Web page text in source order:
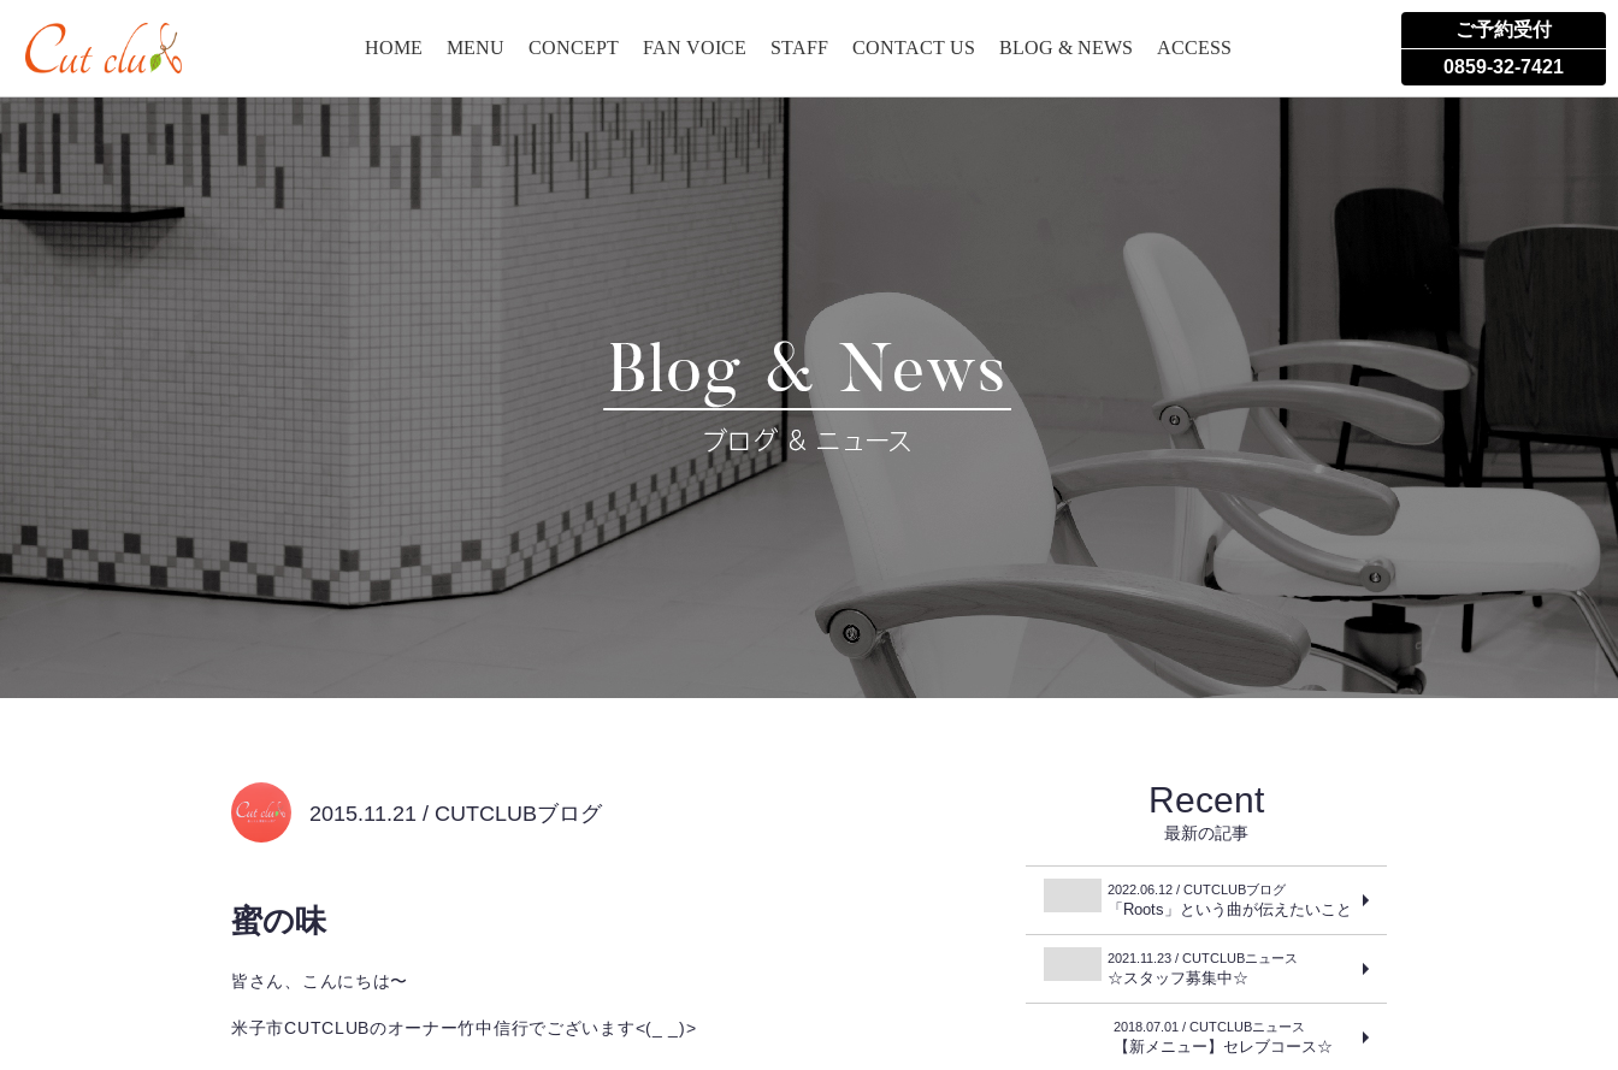
HOME MENU CONCEPT FAN VOICE STAFF CONTACT US BLOG & NEWS ACCESS
ご予約受付
0859-32-7421
2015.11.21 / CUTCLUBブログ
蜜の味
皆さん、こんにちは〜
米子市CUTCLUBのオーナー竹中信行でございます<(_ _)>
Recent
最新の記事
2022.06.12 / CUTCLUBブログ
「Roots」という曲が伝えたいこと
2021.11.23 / CUTCLUBニュース
☆スタッフ募集中☆
2018.07.01 / CUTCLUBニュース
【新メニュー】セレブコース☆